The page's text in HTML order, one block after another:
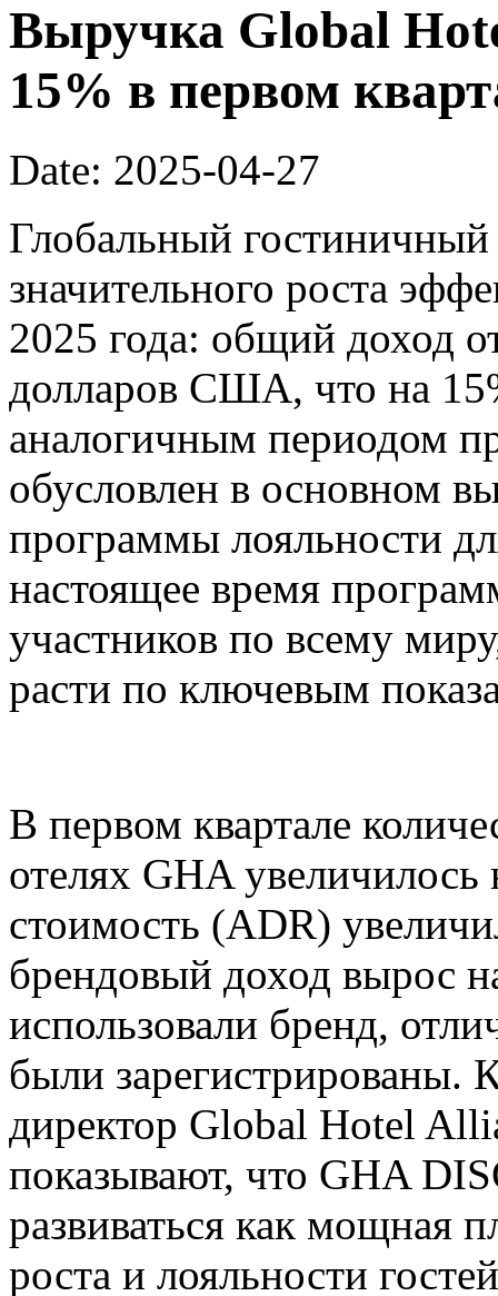
Выручка Global
15% в первом
Date: 2025-04-27
Глобальный
значительного роста
2025 года: общий доход
долларов США, что на
аналогичным периодом
обусловлен в основном
программы лояльности
настоящее время
участников по всему
расти по ключевым
В первом квартале
отелях GHA увеличилось
стоимость (ADR)
брендовый доход вырос
использовали бренд,
были зарегистрированы.
директор Global Hotel
показывают, что GHA
развиваться как мощная
роста и лояльности